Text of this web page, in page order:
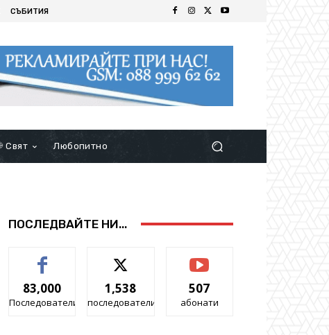
СЪБИТИЯ
Свят Любопитно
ПОСЛЕДВАЙТЕ НИ...
83,000
Последователи
1,538
последователи
507
абонати